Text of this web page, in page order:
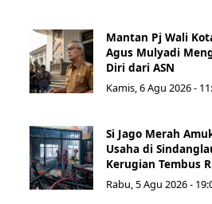
Mantan Pj Wali
Agus Mulyadi
Diri dari ASN
Kamis, 6 Agu 2026 -
Si Jago Merah
Usaha di
Kerugian Tembus
Rabu, 5 Agu 2026 -